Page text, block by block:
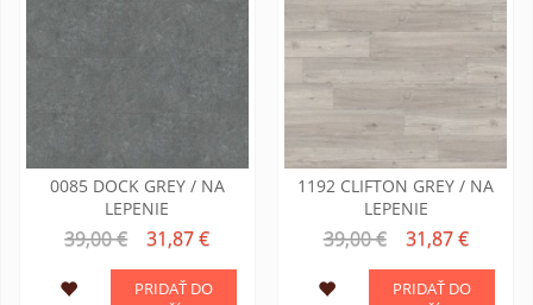
0085 DOCK GREY / NA
LEPENIE
39,00 € 31,87 €
PRIDAŤ DO
1192 CLIFTON GREY / NA
LEPENIE
39,00 € 31,87 €
PRIDAŤ DO